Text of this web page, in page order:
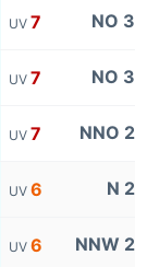
UV 7 NO 3
UV 7 NO 3
UV 7 NNO 2
UV 6 N 2
UV 6 NNW 2